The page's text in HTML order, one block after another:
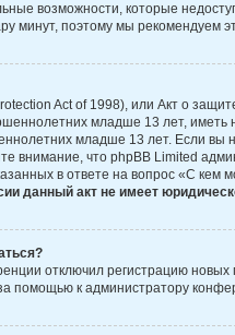
возможности, которые
минут, поэтому мы рекомендуем
Act of 1998), или Акт о
младше 13 лет, иметь
младше 13 лет. Если вы
внимание, что phpBB Limited
в ответе на вопрос «С кем
данный акт не имеет
отключил регистрацию
помощью к администратору